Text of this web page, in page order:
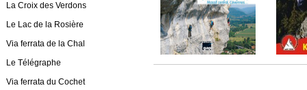
La Croix des Verdons
Le Lac de la Rosière
Via ferrata de la Chal
Le Télégraphe
Via ferrata du Cochet